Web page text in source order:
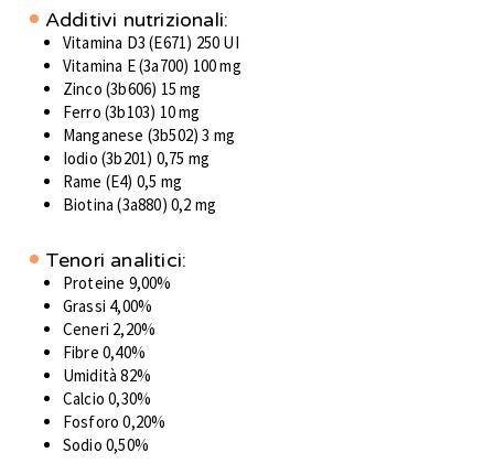
Additivi nutrizionali:
Vitamina D3 (E671) 250 UI
Vitamina E (3a700) 100 mg
Zinco (3b606) 15 mg
Ferro (3b103) 10 mg
Manganese (3b502) 3 mg
Iodio (3b201) 0,75 mg
Rame (E4) 0,5 mg
Biotina (3a880) 0,2 mg
Tenori analitici:
Proteine 9,00%
Grassi 4,00%
Ceneri 2,20%
Fibre 0,40%
Umidità 82%
Calcio 0,30%
Fosforo 0,20%
Sodio 0,50%